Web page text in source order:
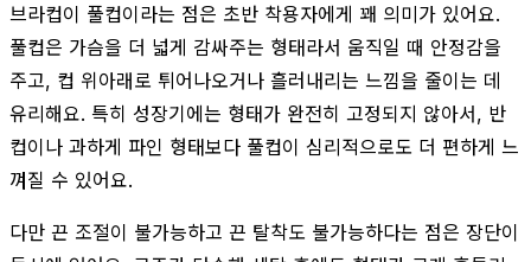
브라컵이 풀컵이라는 점은 초반 착용자에게 꽤 의미가 있어요.
풀컵은 가슴을 더 넓게 감싸주는 형태라서 움직일 때 안정감을
주고, 컵 위아래로 튀어나오거나 흘러내리는 느낌을 줄이는 데
유리해요. 특히 성장기에는 형태가 완전히 고정되지 않아서, 반
컵이나 과하게 파인 형태보다 풀컵이 심리적으로도 더 편하게 느
껴질 수 있어요.
다만 끈 조절이 불가능하고 끈 탈착도 불가능하다는 점은 장단이